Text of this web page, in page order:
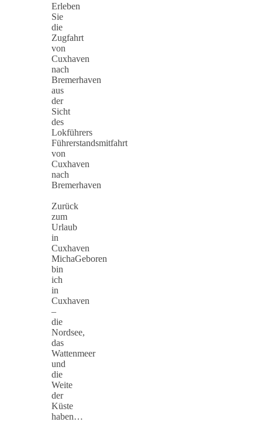
Erleben
Sie
die
Zugfahrt
von
Cuxhaven
nach
Bremerhaven
aus
der
Sicht
des
Lokführers
Führerstandsmitfahrt
von
Cuxhaven
nach
Bremerhaven
Zurück
zum
Urlaub
in
Cuxhaven
MichaGeboren
bin
ich
in
Cuxhaven
–
die
Nordsee,
das
Wattenmeer
und
die
Weite
der
Küste
haben…